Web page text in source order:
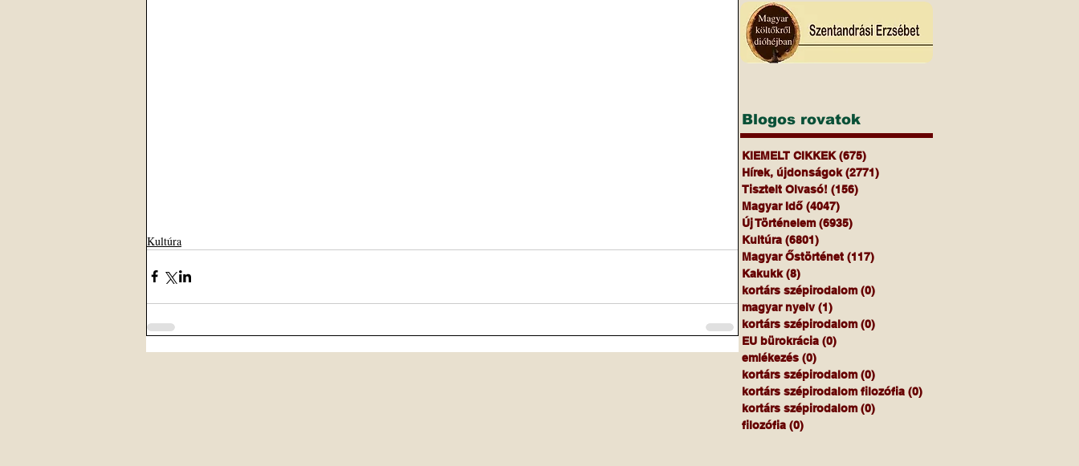
Kultúra
Blogos rovatok
KIEMELT CIKKEK (675)
Hírek, újdonságok (2771)
Tisztelt Olvasó! (156)
Magyar Idő (4047)
Új Történelem (6935)
Kultúra (6801)
Magyar Őstörténet (117)
Kakukk (8)
kortárs szépirodalom (0)
magyar nyelv (1)
kortárs szépirodalom (0)
EU bürokrácia (0)
emlékezés (0)
kortárs szépirodalom (0)
kortárs szépirodalom filozófia (0)
kortárs szépirodalom (0)
filozófia (0)